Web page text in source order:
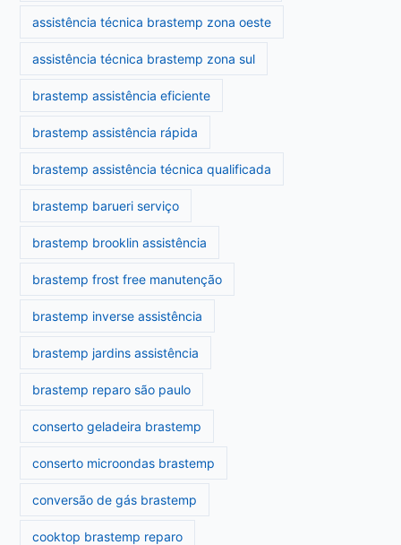
assistência técnica brastemp zona oeste
assistência técnica brastemp zona sul
brastemp assistência eficiente
brastemp assistência rápida
brastemp assistência técnica qualificada
brastemp barueri serviço
brastemp brooklin assistência
brastemp frost free manutenção
brastemp inverse assistência
brastemp jardins assistência
brastemp reparo são paulo
conserto geladeira brastemp
conserto microondas brastemp
conversão de gás brastemp
cooktop brastemp reparo